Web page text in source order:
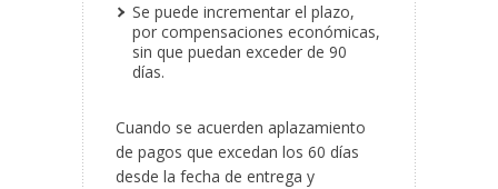
Se puede incrementar el plazo,
por compensaciones económicas,
sin que puedan exceder de 90
días.
Cuando se acuerden aplazamiento
de pagos que excedan los 60 días
desde la fecha de entrega y